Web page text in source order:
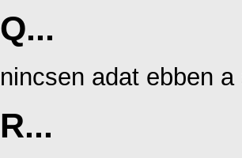
Q...
nincsen adat ebben
R...